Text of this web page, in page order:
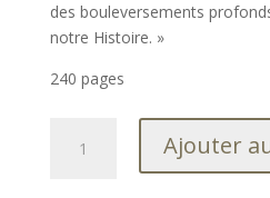
des bouleversements
notre Histoire. »
240 pages
Ajouter